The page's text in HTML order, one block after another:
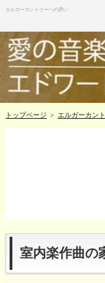
エルガーカントリーへの誘い
ホーム
RSS購読
サイトマップ
トップページ ＞ エルガーカン
室内楽作曲の